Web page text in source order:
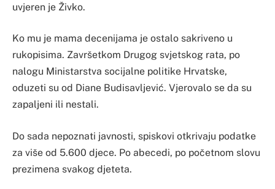
uvjeren je Živko.
Ko mu je mama decenijama je ostalo sakriveno u
rukopisima. Završetkom Drugog svjetskog rata, po
nalogu Ministarstva socijalne politike Hrvatske,
oduzeti su od Diane Budisavljević. Vjerovalo se da su
zapaljeni ili nestali.
Do sada nepoznati javnosti, spiskovi otkrivaju podatke
za više od 5.600 djece. Po abecedi, po početnom slovu
prezimena svakog djeteta.